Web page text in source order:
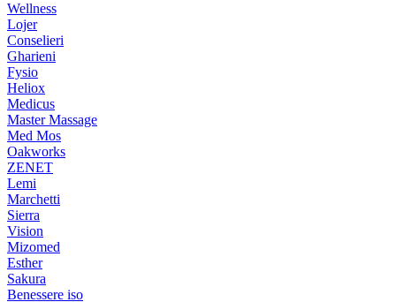
Wellness
Lojer
Conselieri
Gharieni
Fysio
Heliox
Medicus
Master Massage
Med Mos
Oakworks
ZENET
Lemi
Marchetti
Sierra
Vision
Mizomed
Esther
Sakura
Benessere iso